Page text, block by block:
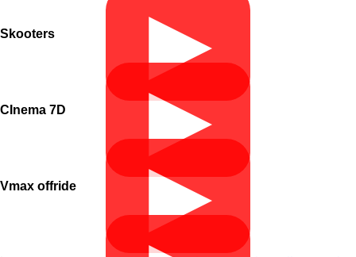
▶
Skooters
▶
CInema 7D
▶
Vmax offride